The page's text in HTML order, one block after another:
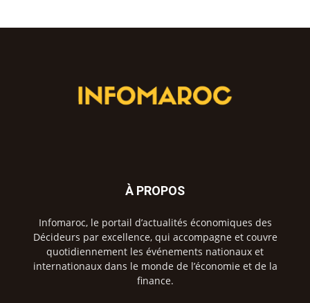
À PROPOS
Infomaroc, le portail d’actualités économiques des
Décideurs par excellence, qui accompagne et couvre
quotidiennement les événements nationaux et
internationaux dans le monde de l’économie et de la
finance.